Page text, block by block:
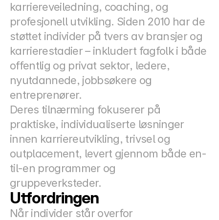
Experts
Priser
Select Language
karriereveiledning, coaching, og
profesjonell utvikling. Siden 2010 har de
støttet individer på tvers av bransjer og
karrierestadier – inkludert fagfolk i både
offentlig og privat sektor, ledere,
nyutdannede, jobbsøkere og
entreprenører.
Deres tilnærming fokuserer på
praktiske, individualiserte løsninger
innen karriereutvikling, trivsel og
outplacement, levert gjennom både en-
til-en programmer og
gruppeverksteder.
Utfordringen
Når individer står overfor